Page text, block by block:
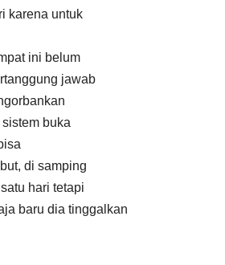
karena untuk
ini belum
jawab
buka
di samping
hari tetapi
baru dia tinggalkan